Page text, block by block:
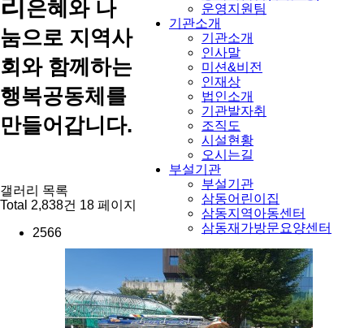
운영지원팀
기관소개
기관소개
인사말
미션&비전
인재상
법인소개
기관발자취
조직도
시설현황
오시는길
부설기관
부설기관
삼동어린이집
삼동지역아동센터
삼동재가방문요양센터
리은혜와 나
눔으로 지역사
회와 함께하는
행복공동체를
만들어갑니다.
갤러리 목록
Total 2,838건 18 페이지
2566